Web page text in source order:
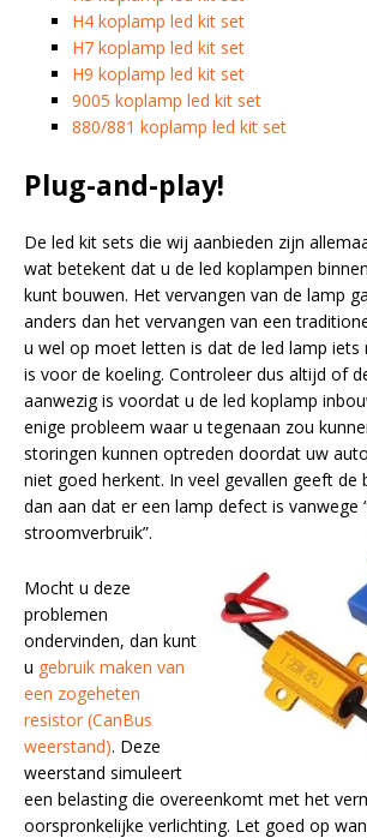
H4 koplamp led kit set
H7 koplamp led kit set
H9 koplamp led kit set
9005 koplamp led kit set
880/881 koplamp led kit set
Plug-and-play!
De led kit sets die wij aanbieden zijn
wat betekent dat u de led koplampen
kunt bouwen. Het vervangen van de lamp
anders dan het vervangen van een
u wel op moet letten is dat de led lamp
is voor de koeling. Controleer dus altijd of
aanwezig is voordat u de led koplamp
enige probleem waar u tegenaan zou
storingen kunnen optreden doordat uw
niet goed herkent. In veel gevallen geeft
dan aan dat er een lamp defect is vanwege
stroomverbruik”.
Mocht u deze
problemen
ondervinden, dan kunt
u gebruik maken van
een zogeheten
resistor (CanBus
weerstand). Deze
weerstand simuleert
een belasting die overeenkomt met het
oorspronkelijke verlichting. Let goed op